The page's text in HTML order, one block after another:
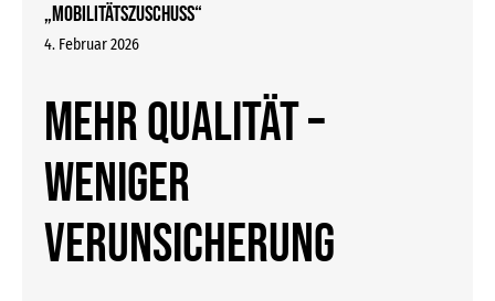
„Mobilitätszuschuss“
4. Februar 2026
Mehr Qualität –
weniger
Verunsicherung